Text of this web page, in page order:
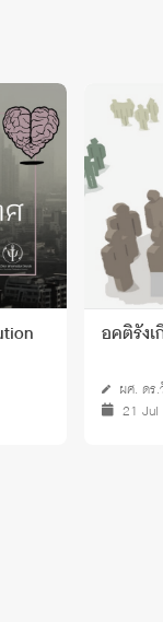
อคติรัง
ผศ. ด
21